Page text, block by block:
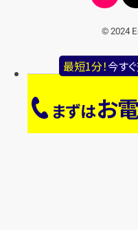
最短1分！今す
まずはお
© 2024